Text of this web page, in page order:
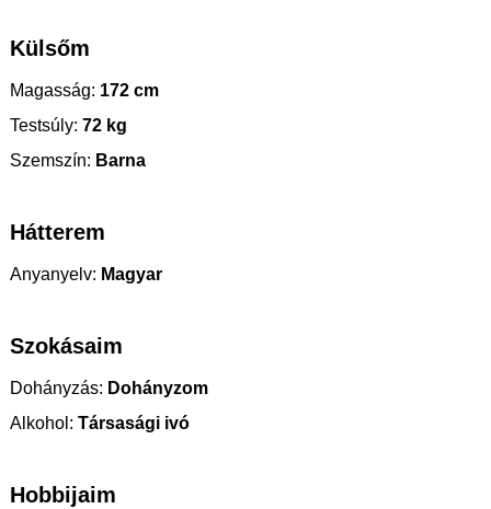
Külsőm
Magasság: 172 cm
Testsúly: 72 kg
Szemszín: Barna
Hátterem
Anyanyelv: Magyar
Szokásaim
Dohányzás: Dohányzom
Alkohol: Társasági ivó
Hobbijaim